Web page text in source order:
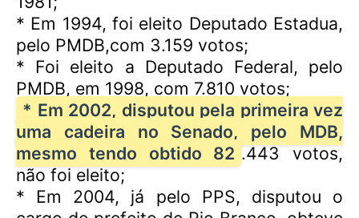
* Em 1994, foi eleito Deputado Estadua,
pelo PMDB,com 3.159 votos;
* Foi eleito a Deputado Federal, pelo
PMDB, em 1998, com 7.810 votos;
* Em 2002, disputou pela primeira vez
uma cadeira no Senado, pelo MDB,
mesmo tendo obtido 82 .443 votos,
não foi eleito;
* Em 2004, já pelo PPS, disputou o